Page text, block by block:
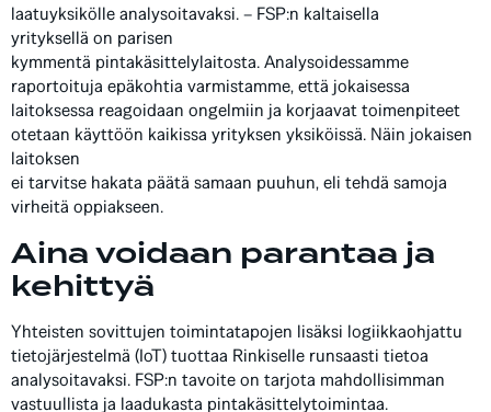
laatuyksikölle analysoitavaksi. – FSP:n kaltaisella
yrityksellä on parisen
kymmentä pintakäsittelylaitosta. Analysoidessamme
raportoituja epäkohtia varmistamme, että jokaisessa
laitoksessa reagoidaan ongelmiin ja korjaavat toimenpiteet
otetaan käyttöön kaikissa yrityksen yksiköissä. Näin jokaisen
laitoksen
ei tarvitse hakata päätä samaan puuhun, eli tehdä samoja
virheitä oppiakseen.
Aina voidaan parantaa ja
kehittyä
Yhteisten sovittujen toimintatapojen lisäksi logiikkaohjattu
tietojärjestelmä (IoT) tuottaa Rinkiselle runsaasti tietoa
analysoitavaksi. FSP:n tavoite on tarjota mahdollisimman
vastuullista ja laadukasta pintakäsittelytoimintaa.